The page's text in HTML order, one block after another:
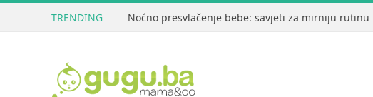
TRENDING Noćno presvlačenje bebe: savjeti za mirniju rutinu